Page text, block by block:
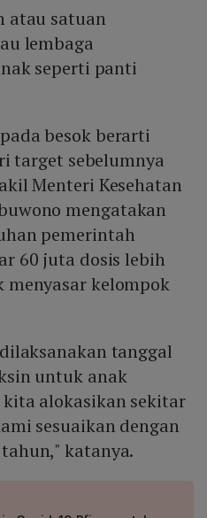
atau satuan
lembaga
seperti panti
besok berarti
target sebelumnya
Menteri Kesehatan
mengatakan
pemerintah
60 juta dosis lebih
kelompok
tanggal
untuk anak
alokasikan sekitar
sesuaikan dengan
katanya.